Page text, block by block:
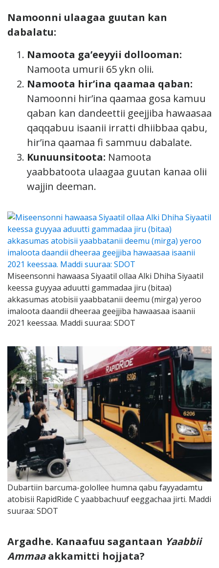
Namoonni ulaagaa guutan kan
dabalatu:
Namoota ga’eeyyii dollooman:
Namoota umurii 65 ykn olii.
Namoota hir’ina qaamaa qaban:
Namoonni hir’ina qaamaa gosa kamuu
qaban kan dandeettii geejjiba hawaasaa
qaqqabuu isaanii irratti dhiibbaa qabu,
hir’ina qaamaa fi sammuu dabalate.
Kunuunsitoota: Namoota
yaabbatoota ulaagaa guutan kanaa olii
wajjin deeman.
Miseensonni hawaasa Siyaatil ollaa Alki Dhiha Siyaatil
keessa guyyaa aduutti gammadaa jiru (bitaa)
akkasumas atobisii yaabbatanii deemu (mirga) yeroo
imaloota daandii dheeraa geejjiba hawaasaa isaanii
2021 keessaa. Maddi suuraa: SDOT
Dubartiin barcuma-golollee humna qabu fayyadamtu
atobisii RapidRide C yaabbachuuf eeggachaa jirti. Maddi
suuraa: SDOT
Argadhe. Kanaafuu sagantaan Yaabbii
Ammaaakkamitti hojjata?